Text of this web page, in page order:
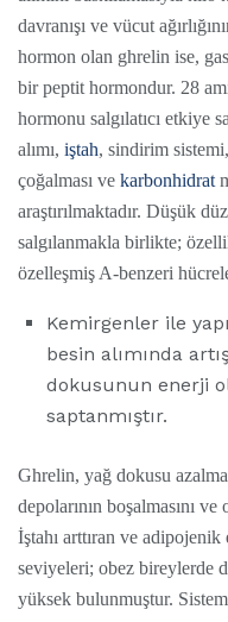
davranışı ve vücut
hormon olan ghrelin ise,
bir peptit hormondur. 28
hormonu salgılatıcı etkiye
alımı, iştah, sindirim
çoğalması ve karbonhidrat
araştırılmaktadır. Düşük
salgılanmakla birlikte;
özelleşmiş A-benzeri
Kemirgenler ile
besin alımında
dokusunun enerji
saptanmıştır.
Ghrelin, yağ dokusu
depolarının boşalmasını
İştahı arttıran ve
seviyeleri; obez bireylerde
yüksek bulunmuştur.